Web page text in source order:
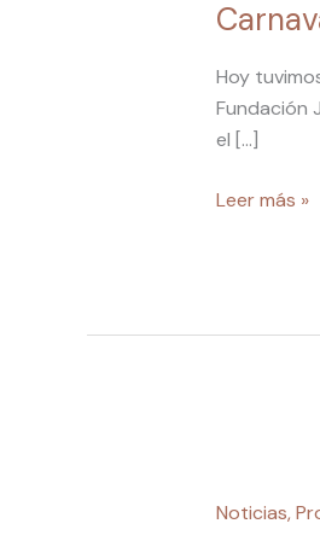
Hoy
Fundación
el […]
Brito
el
tradicional
sancocho
Carnaval
Marinera
Leer más »
Noticias,
marinera